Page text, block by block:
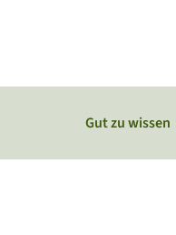
Gut zu wissen